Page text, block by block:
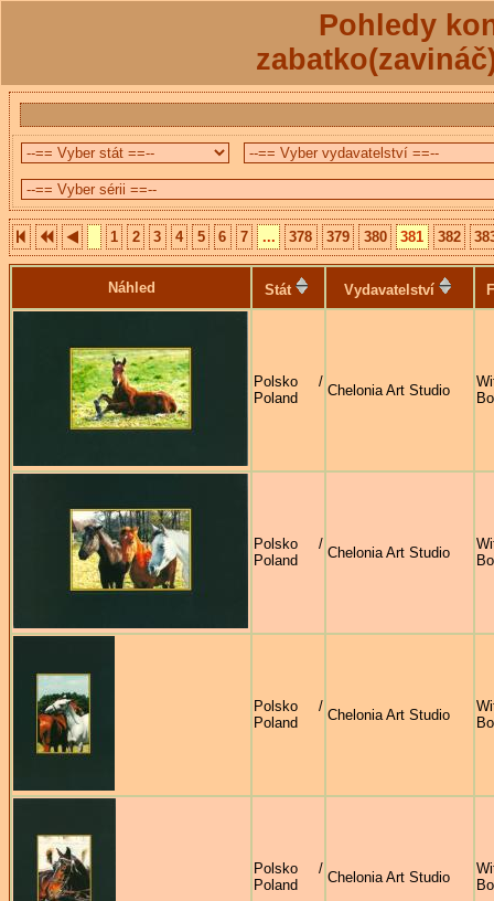
Pohledy
1 2 3 4 5 6 7 ... 378 379 380 381 382
Náhled Stát Vydavatelství
Polsko /
Poland
Chelonia Art Studio
Polsko /
Poland
Chelonia Art Studio
Polsko /
Poland
Chelonia Art Studio
Polsko /
Poland
Chelonia Art Studio